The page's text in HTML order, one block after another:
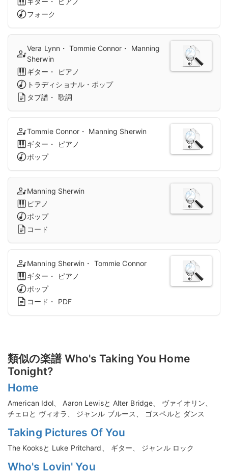
フォーク
Vera Lynn・ Tommie Connor・ Manning
Sherwin
ギター・ ピアノ
トラディショナル・ポップ
タブ譜・ 歌詞
Tommie Connor・ Manning Sherwin
ギター・ ピアノ
ポップ
Manning Sherwin
ピアノ
ポップ
コード
Manning Sherwin・ Tommie Connor
ギター・ ピアノ
ポップ
コード・ PDF
類似の楽譜 Who's Taking You Home
Tonight?
Home
American Idol、 Aaron Lewisと Alter Bridge、 ヴァイオリン、
チェロと ヴィオラ、 ジャンル ブルース、 ゴスペルと ダンス
Taking Pictures Of You
The Kooksと Luke Pritchard、 ギター、 ジャンル ロック
Who's Lovin' You